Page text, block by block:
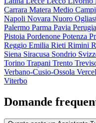
Carrara Matera Medio
Napoli Novara Nuoro
Palermo Parma Pavia Perugia
Pistoia Pordenone Potenza
Reggio Emilia Rieti Rimini
Siena Siracusa Sondrio
Torino Trapani Trento
Verbano-Cusio-Ossola
Viterbo
Domande